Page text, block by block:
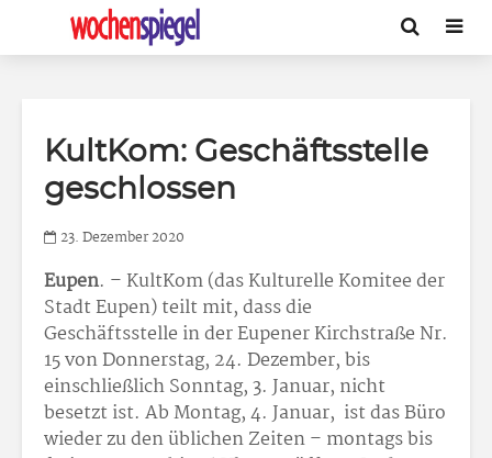
KultKom: Geschäftsstelle
geschlossen
23. Dezember 2020
Eupen. – KultKom (das Kulturelle Komitee der
Stadt Eupen) teilt mit, dass die
Geschäftsstelle in der Eupener Kirchstraße Nr.
15 von Donnerstag, 24. Dezember, bis
einschließlich Sonntag, 3. Januar, nicht
besetzt ist. Ab Montag, 4. Januar, ist das Büro
wieder zu den üblichen Zeiten – montags bis